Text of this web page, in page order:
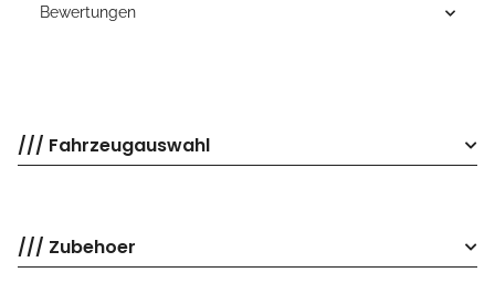
Bewertungen
/// Fahrzeugauswahl
/// Zubehoer